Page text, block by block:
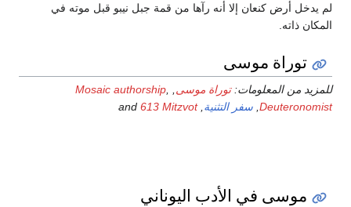
لم يدخل أرض كنعان إلا أنه رآها من قمة جبل نيبو قبل موته في
المكان ذاته.
توراة موسى
للمزيد من المعلومات:توراة موسى Mosaic authorship
Deuteronomist سفر التثنية , and
613 Mitzvot
موسى في الأدب اليوناني